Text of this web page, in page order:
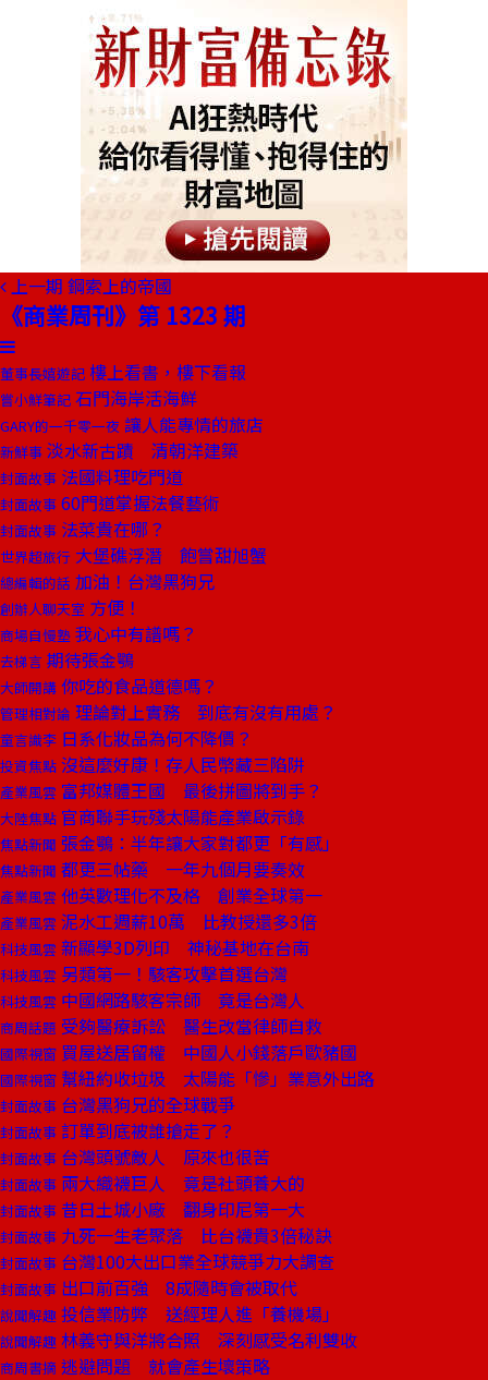
上一期 鋼索上的帝國
《商業周刊》第 1323 期
董事長嬉遊記 樓上看書，樓下看報
嘗小鮮筆記 石門海岸活海鮮
GARY的一千零一夜 讓人能專情的旅店
新鮮事 淡水新古蹟 清朝洋建築
封面故事 法國料理吃門道
封面故事 60門道掌握法餐藝術
封面故事 法菜貴在哪？
世界超旅行 大堡礁浮潛 飽嘗甜旭蟹
總編輯的話 加油！台灣黑狗兄
創辦人聊天室 方便！
商場自慢塾 我心中有譜嗎？
去梯言 期待張金鶚
大師開講 你吃的食品道德嗎？
管理相對論 理論對上實務 到底有沒有用處？
童言識李 日系化妝品為何不降價？
投資焦點 沒這麼好康！存人民幣藏三陷阱
產業風雲 富邦媒體王國 最後拼圖將到手？
大陸焦點 官商聯手玩殘太陽能產業啟示錄
焦點新聞 張金鶚：半年讓大家對都更「有感」
焦點新聞 都更三帖藥 一年九個月要奏效
產業風雲 他英數理化不及格 創業全球第一
產業風雲 泥水工週薪10萬 比教授還多3倍
科技風雲 新顯學3D列印 神秘基地在台南
科技風雲 另類第一！駭客攻擊首選台灣
科技風雲 中國網路駭客宗師 竟是台灣人
商周話題 受夠醫療訴訟 醫生改當律師自救
國際視窗 買屋送居留權 中國人小錢落戶歐豬國
國際視窗 幫紐約收垃圾 太陽能「慘」業意外出路
封面故事 台灣黑狗兄的全球戰爭
封面故事 訂單到底被誰搶走了？
封面故事 台灣頭號敵人 原來也很苦
封面故事 兩大織襪巨人 竟是社頭養大的
封面故事 昔日土城小廠 翻身印尼第一大
封面故事 九死一生老聚落 比台襪貴3倍秘訣
封面故事 台灣100大出口業全球競爭力大調查
封面故事 出口前百強 8成隨時會被取代
說聞解趣 投信業防弊 送經理人進「養機場」
說聞解趣 林義守與洋將合照 深刻感受名利雙收
商周書摘 逃避問題 就會產生壞策略